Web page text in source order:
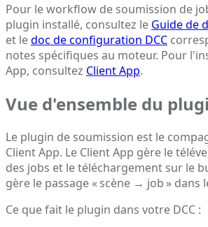
Pour le workflow de soumission de
plugin installé, consultez le Guide de
et ledoc de configuration DCC
notes spécifiques au moteur. Pour
App, consultez Client App.
Vue d'ensemble du
Le plugin de soumission est le
Client App. Le Client App gère le
des jobs et le téléchargement sur le
gère le passage « scène → job » dans
Ce que fait le plugin dans votre DCC :